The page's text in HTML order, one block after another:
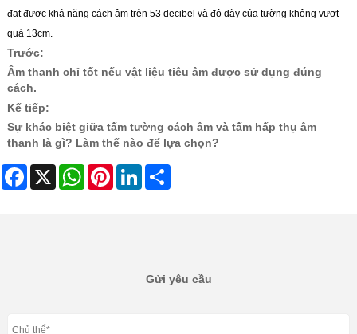
đạt được khả năng cách âm trên 53 decibel và độ dày của tường không vượt
quá 13cm.
Trước:
Âm thanh chỉ tốt nếu vật liệu tiêu âm được sử dụng đúng
cách.
Kế tiếp:
Sự khác biệt giữa tấm tường cách âm và tấm hấp thụ âm
thanh là gì? Làm thế nào để lựa chọn?
Facebook WhatsAppPinterestLinkedIn
Gửi yêu cầu